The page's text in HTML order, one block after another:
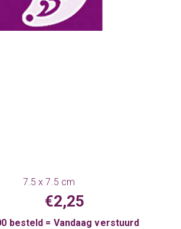
7.5 x 7.5 cm
€2,25
besteld = Vandaag verstuurd